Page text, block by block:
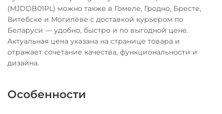
(MJDDB01PL) можно также в Гомеле, Гродно, Бресте,
Витебске и Могилёве с доставкой курьером по
Беларуси — удобно, быстро и по выгодной цене.
Актуальная цена указана на странице товара и
отражает сочетание качества, функциональности и
дизайна.
Особенности